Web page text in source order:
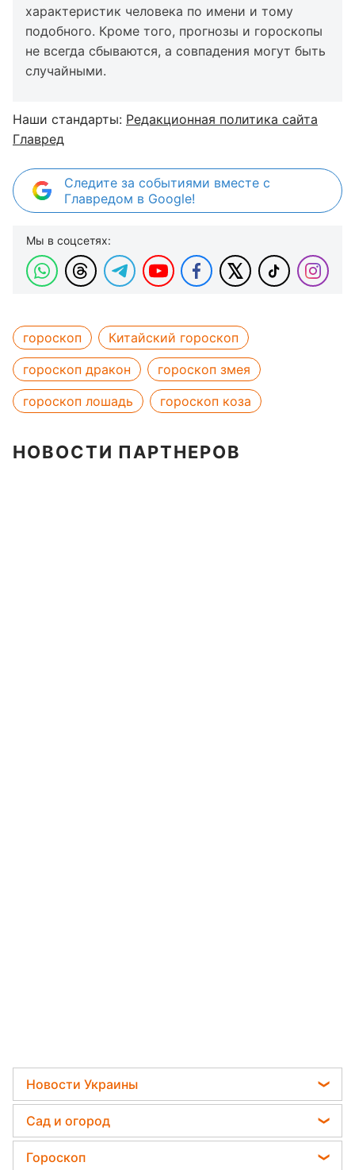
характеристик человека по имени и тому
подобного. Кроме того, прогнозы и гороскопы
не всегда сбываются, а совпадения могут быть
случайными.
Наши стандарты: Редакционная политика сайта
Главред
Следите за событиями вместе с
Главредом в Google!
Мы в соцсетях:
гороскоп
Китайский гороскоп
гороскоп дракон
гороскоп змея
гороскоп лошадь
гороскоп коза
НОВОСТИ ПАРТНЕРОВ
Новости Украины
Телеграм новости Украины
Пенсии в Украине
Мобилизация
Сад и огород
Садовод назвал самое эффективное средство
Гороскоп